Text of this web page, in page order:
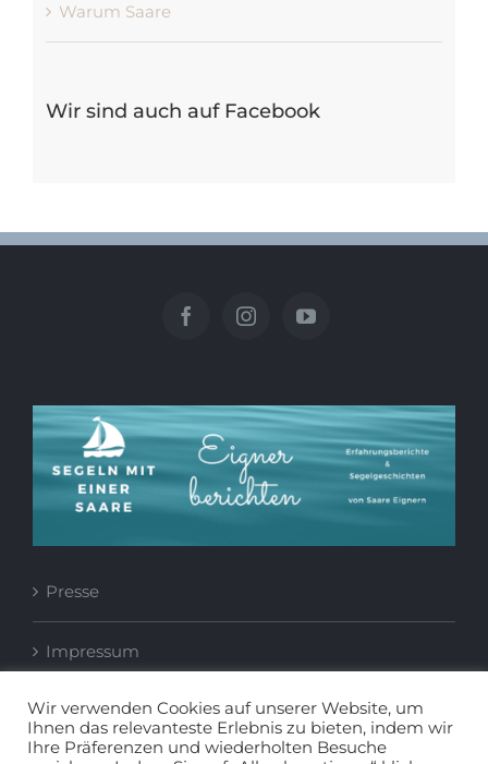
Warum Saare
Wir sind auch auf Facebook
Presse
Impressum
Datenschutzerklärung
Wir verwenden Cookies auf unserer Website, um
Ihnen das relevanteste Erlebnis zu bieten, indem wir
Ihre Präferenzen und wiederholten Besuche